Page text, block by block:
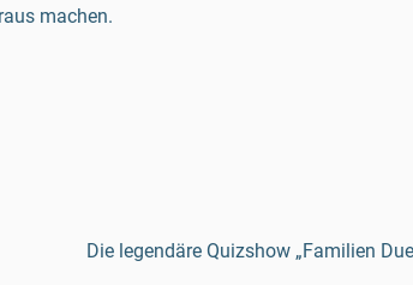
machen.
Die legendäre Quizshow „Familien